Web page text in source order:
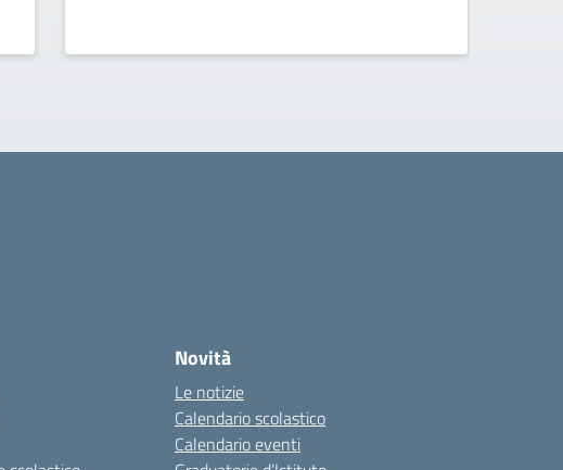
Novità
Le notizie
Calendario scolastico
Calendario eventi